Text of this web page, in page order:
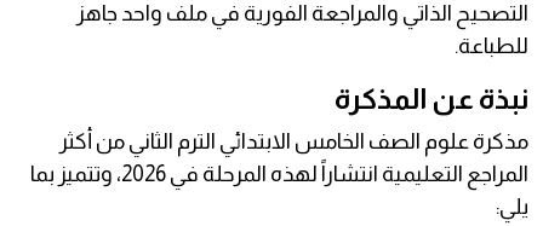
التصحيح الذاتي والمراجعة الفورية في ملف واحد جاهز
للطباعة.
نبذة عن المذكرة
مذكرة علوم الصف الخامس الابتدائي الترم الثاني من أكثر
المراجع التعليمية انتشاراً لهذه المرحلة في 2026، وتتميز بما
يلي: